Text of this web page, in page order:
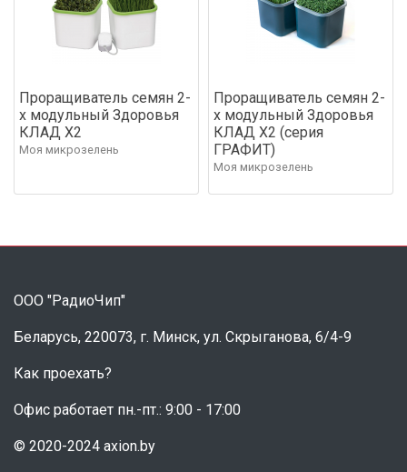
Проращиватель семян 2-
х модульный Здоровья
КЛАД Х2
Моя микрозелень
Проращиватель семян 2-
х модульный Здоровья
КЛАД Х2 (серия
ГРАФИТ)
Моя микрозелень
ООО "РадиоЧип"
Беларусь, 220073, г. Минск, ул. Скрыганова, 6/4-9
Как проехать?
Офис работает пн.-пт.: 9:00 - 17:00
© 2020-2024 axion.by